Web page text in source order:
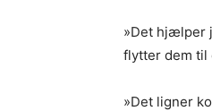
»Det hjælper
flytter dem til
»Det ligner